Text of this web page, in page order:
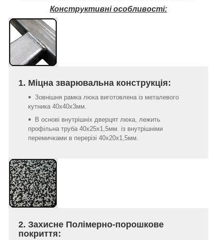
Конструктивні особливості:
1. Міцна зварювальна конструкція:
Зовнішня рамка люка виготовлена із металевого
кутника 40х40х3мм.
В основі внутрішніх дверцят люка, лежить
профільна труба 40х25х1,5мм. із внутрішніми
перемичками в перерізі 40х20х1,5мм.
2. Захисне Полімерно-порошкове
покриття: